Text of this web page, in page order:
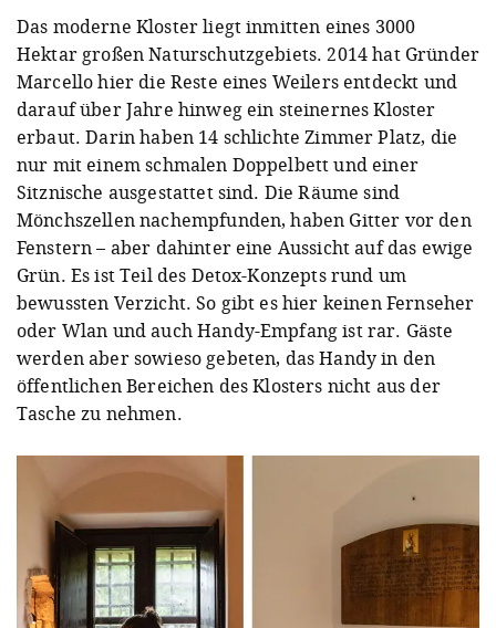
Das moderne Kloster liegt inmitten eines 3000
Hektar großen Naturschutzgebiets. 2014 hat Gründer
Marcello hier die Reste eines Weilers entdeckt und
darauf über Jahre hinweg ein steinernes Kloster
erbaut. Darin haben 14 schlichte Zimmer Platz, die
nur mit einem schmalen Doppelbett und einer
Sitznische ausgestattet sind. Die Räume sind
Mönchszellen nachempfunden, haben Gitter vor den
Fenstern – aber dahinter eine Aussicht auf das ewige
Grün. Es ist Teil des Detox-Konzepts rund um
bewussten Verzicht. So gibt es hier keinen Fernseher
oder Wlan und auch Handy-Empfang ist rar. Gäste
werden aber sowieso gebeten, das Handy in den
öffentlichen Bereichen des Klosters nicht aus der
Tasche zu nehmen.